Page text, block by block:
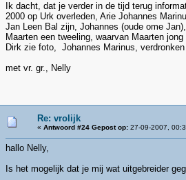
Ik dacht, dat je verder in de tijd terug
2000 op Urk overleden, Arie Johannes
Jan Leen Bal zijn, Johannes (oude ome
Maarten een tweeling, waarvan Maarten
Dirk zie foto, Johannes Marinus,
met vr. gr., Nelly
Re: vrolijk
« Antwoord #24 Gepost op:27-09-2007,
hallo Nelly,
Is het mogelijk dat je mij wat uitgebreider